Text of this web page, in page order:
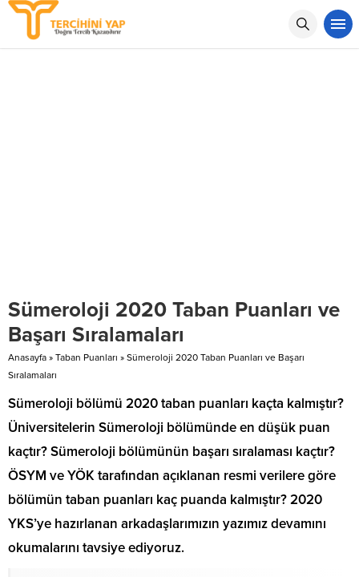
Sümeroloji 2020 Taban Puanları ve
Başarı Sıralamaları
Anasayfa » Taban Puanları » Sümeroloji 2020 Taban Puanları ve Başarı
Sıralamaları
Sümeroloji bölümü 2020 taban puanları kaçta kalmıştır?
Üniversitelerin Sümeroloji bölümünde en düşük puan
kaçtır? Sümeroloji bölümünün başarı sıralaması kaçtır?
ÖSYM ve YÖK tarafından açıklanan resmi verilere göre
bölümün taban puanları kaç puanda kalmıştır? 2020
YKS’ye hazırlanan arkadaşlarımızın yazımız devamını
okumalarını tavsiye ediyoruz.